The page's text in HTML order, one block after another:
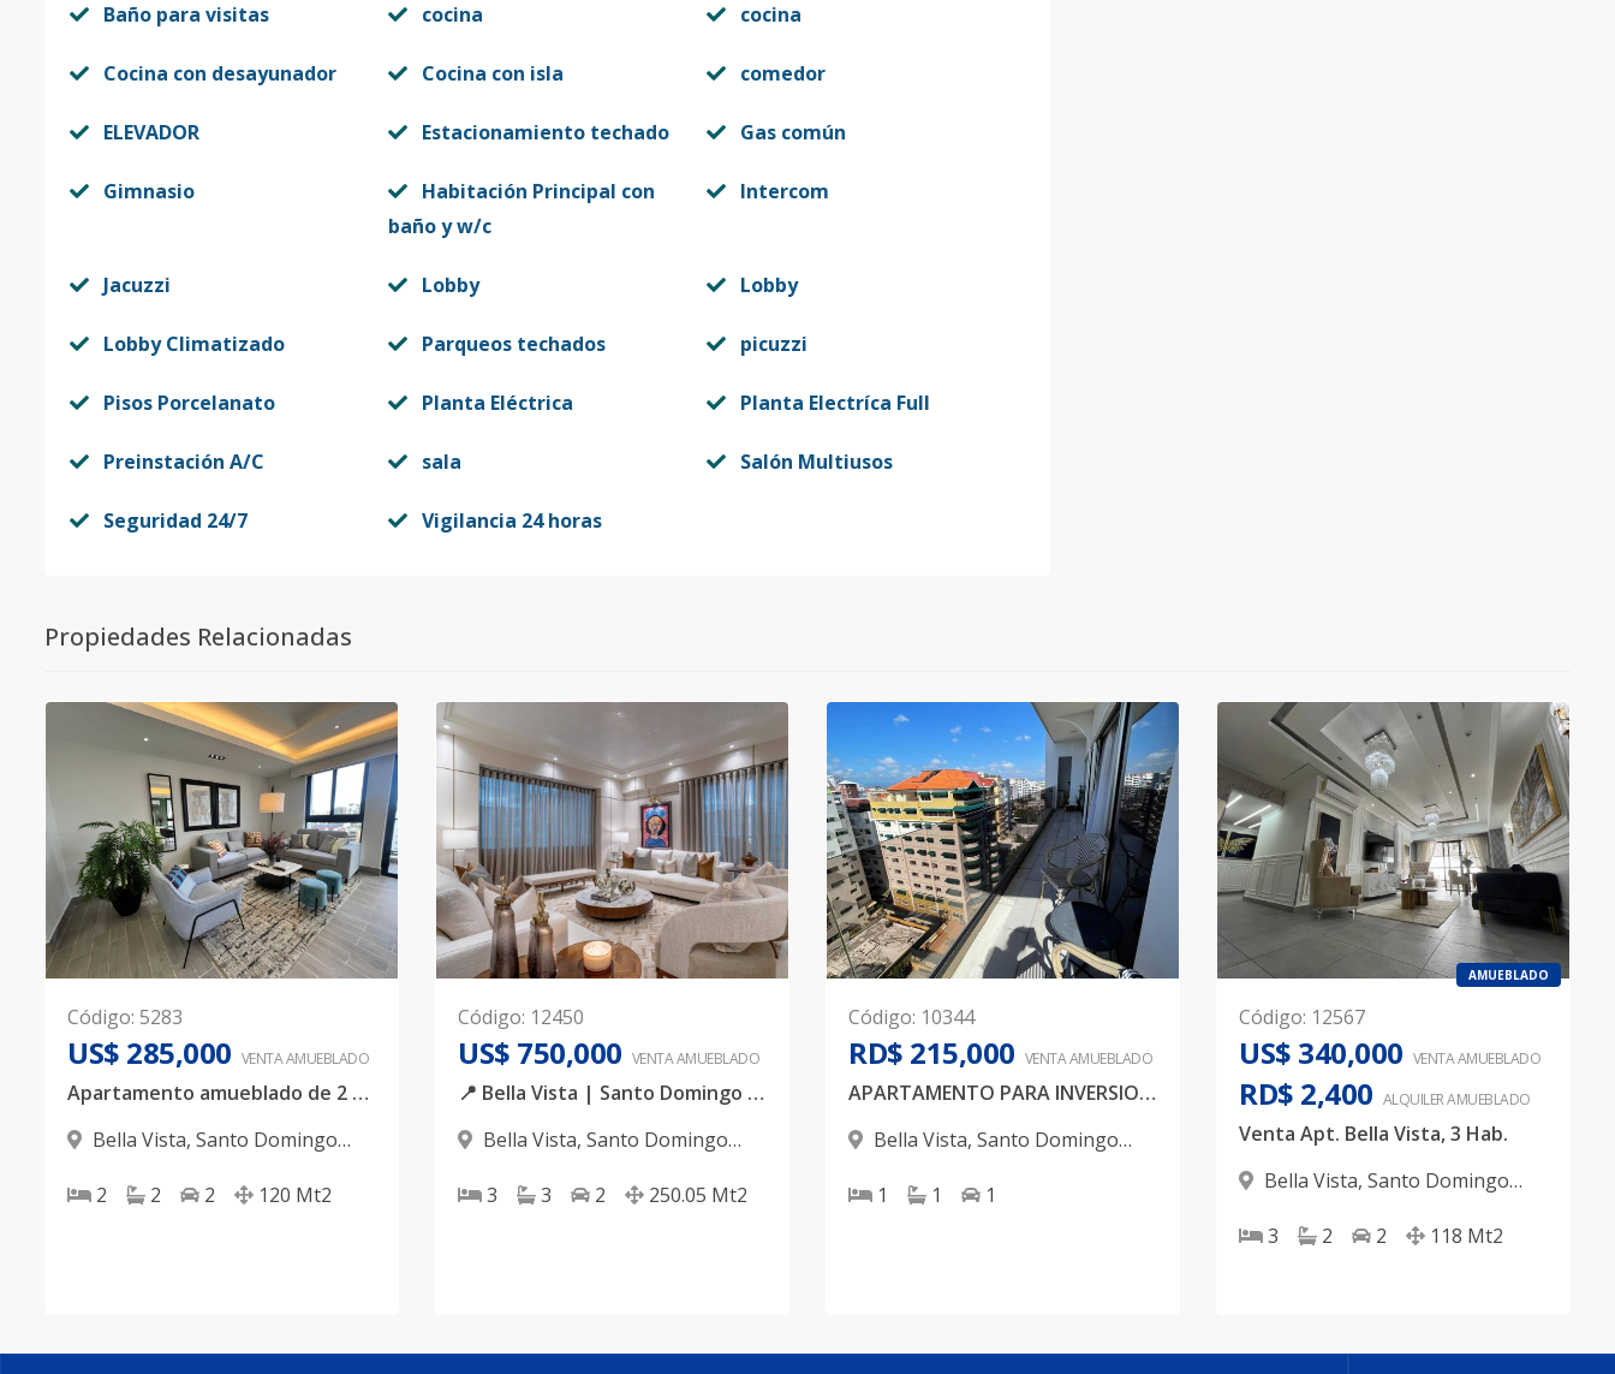
Baño para visitas cocina cocina
Cocina con desayunador Cocina con isla comedor
ELEVADOR Estacionamiento techado Gas común
Gimnasio
Habitación Principal con
baño y w/c
Intercom
Jacuzzi Lobby Lobby
Lobby Climatizado Parqueos techados picuzzi
Pisos Porcelanato Planta Eléctrica Planta Electríca Full
Preinstación A/C sala Salón Multiusos
Seguridad 24/7 Vigilancia 24 horas
Propiedades Relacionadas
Código: 5283
US$ 285,000 VENTA AMUEBLADO
Apartamento amueblado de 2 habitaciones en Bella Vista
Bella Vista, Santo Domingo
2
2 2 120 Mt2
Código: 12450
US$ 750,000 VENTA AMUEBLADO
📍 Bella Vista | Santo Domingo ✨ Lujo, tecnología y confort en un solo lugar. Descubre este espectacular apartamento completamente amueblado, diseñado para quienes valoran la exclusividad, la amplitud y cada detalle.
Bella Vista, Santo Domingo
3
3 2 250.05 Mt2
Código: 10344
RD$ 215,000 VENTA AMUEBLADO
APARTAMENTO PARA INVERSION CON VISTA AL MAR
Bella Vista, Santo Domingo
1
1 1
AMUEBLADO
Código: 12567
US$ 340,000 VENTA AMUEBLADO
RD$ 2,400 ALQUILERAMUEBLADO
Venta Apt. Bella Vista, 3 Hab.
Bella Vista, Santo Domingo
3
2 2 118 Mt2